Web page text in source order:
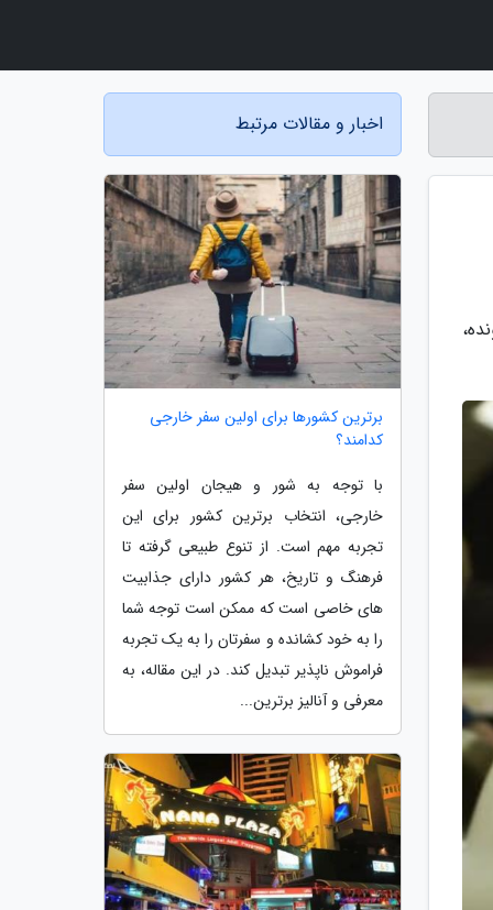
اخبار و مقالات مرتبط
برترین کشورها برای اولین سفر خارجی
کدامند؟
با توجه به شور و هیجان اولین سفر
خارجی، انتخاب برترین کشور برای این
تجربه مهم است. از تنوع طبیعی گرفته تا
فرهنگ و تاریخ، هر کشور دارای جذابیت
های خاصی است که ممکن است توجه شما
را به خود کشانده و سفرتان را به یک تجربه
فراموش ناپذیر تبدیل کند. در این مقاله، به
معرفی و آنالیز برترین...